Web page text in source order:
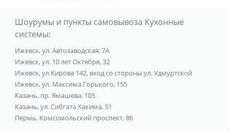
Шоурумы и пункты самовывоза Кухонные
системы:
Ижевск, ул. Автозаводская, 7А
Ижевск, ул. 10 лет Октября, 32
Ижевск, ул Кирова 142, вход со стороны ул. Удмуртской
Ижевск, ул. Максима Горького, 155
Казань, пр. Ямашева, 103
Казань, ул. Сибгата Хакима, 51
Пермь, Комсомольский проспект, 86